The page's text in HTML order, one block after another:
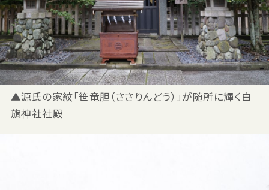
▲源氏の家紋「笹竜胆（ささりんどう）」が随所に輝く白
旗神社社殿